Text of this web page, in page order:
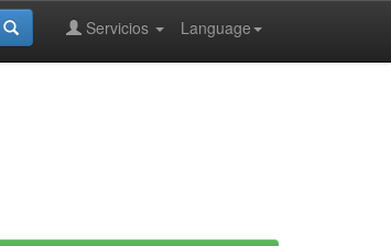
Language
Servicios